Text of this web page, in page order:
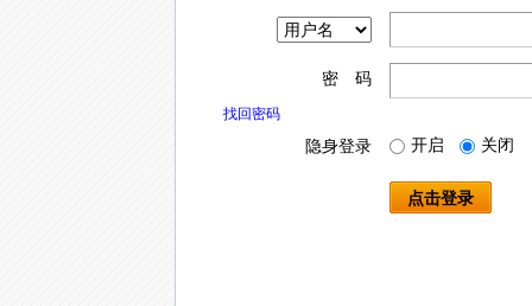
密 码
找回密码
隐身登录 开启 关闭
点击登录